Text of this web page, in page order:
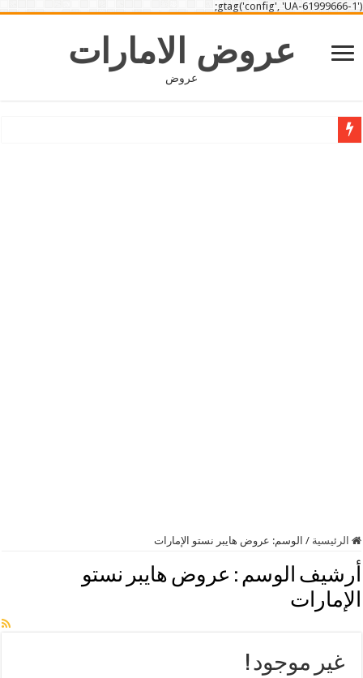
gtag('config', 'UA-61999666-1');
عروض الامارات
عروض
الرئيسية / الوسم: عروض هايبر نستو الإمارات
أرشيف الوسم : عروض هايبر نستو
الإمارات
غير موجود !